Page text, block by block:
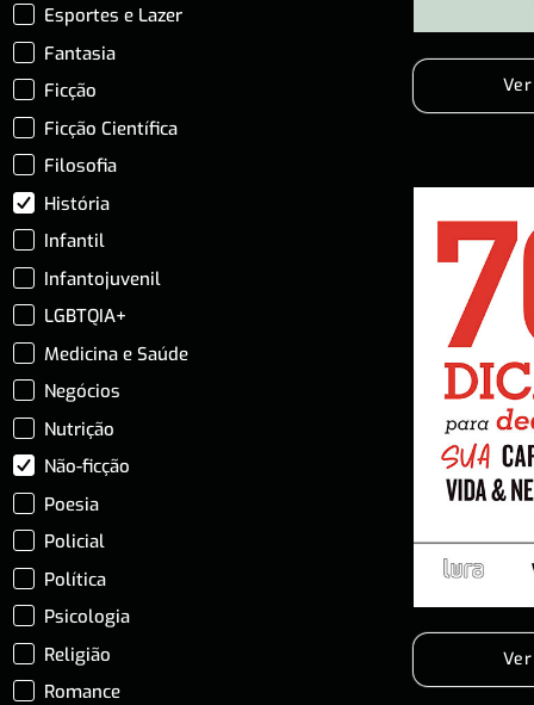
Esportes e Lazer
Fantasia
Ficção
Ficção Científica
Filosofia
História
Infantil
Infantojuvenil
LGBTQIA+
Medicina e Saúde
Negócios
Nutrição
Não-ficção
Poesia
Policial
Política
Psicologia
Religião
Romance